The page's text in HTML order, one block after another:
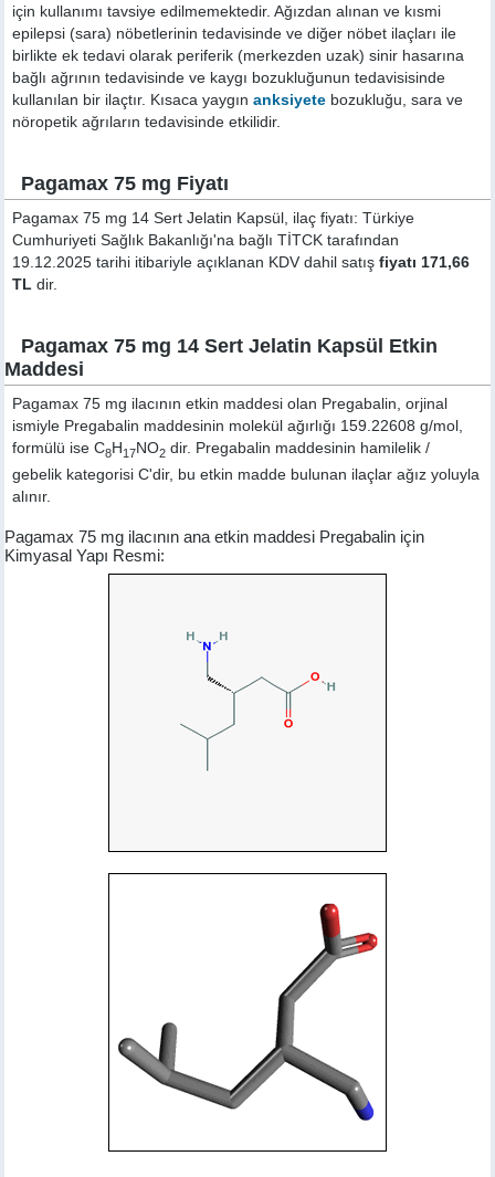
için kullanımı tavsiye edilmemektedir. Ağızdan alınan ve kısmi
epilepsi (sara) nöbetlerinin tedavisinde ve diğer nöbet ilaçları ile
birlikte ek tedavi olarak periferik (merkezden uzak) sinir hasarına
bağlı ağrının tedavisinde ve kaygı bozukluğunun tedavisisinde
kullanılan bir ilaçtır. Kısaca yaygınanksiyete bozukluğu, sara ve
nöropetik ağrıların tedavisinde etkilidir.
Pagamax 75 mg Fiyatı
Pagamax 75 mg 14 Sert Jelatin Kapsül, ilaç fiyatı: Türkiye
Cumhuriyeti Sağlık Bakanlığı'na bağlı TİTCK tarafından
19.12.2025 tarihi itibariyle açıklanan KDV dahil satışfiyatı 171,66
TL dir.
Pagamax 75 mg 14 Sert Jelatin Kapsül Etkin
Maddesi
Pagamax 75 mg ilacının etkin maddesi olan Pregabalin, orjinal
ismiyle Pregabalin maddesinin molekül ağırlığı 159.22608 g/mol,
formülü ise C8H 17NO2 dir. Pregabalin maddesinin hamilelik /
gebelik kategorisi C'dir, bu etkin madde bulunan ilaçlar ağız yoluyla
alınır.
Pagamax 75 mg ilacının ana etkin maddesi Pregabalin için
Kimyasal Yapı Resmi: